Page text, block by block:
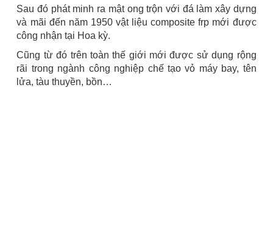
Sau đó phát minh ra mật ong trộn với đá làm xây dựng
và mãi đến năm 1950 vật liệu composite frp mới được
công nhận tại Hoa kỳ.
Cũng từ đó trên toàn thế giới mới được sử dụng rộng
rãi trong ngành công nghiệp chế tạo vỏ máy bay, tên
lửa, tàu thuyền, bồn…